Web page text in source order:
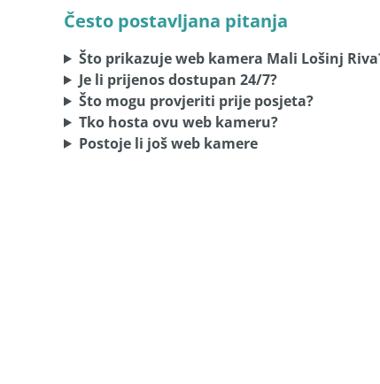
Često postavljana pitanja
Što prikazuje web kamera Mali Lošinj
Je li prijenos dostupan 24/7?
Što mogu provjeriti prije posjeta?
Tko hosta ovu web kameru?
Postoje li još web kamere